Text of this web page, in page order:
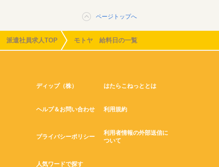
ページトップへ
派遣社員求人TOP モトヤ 給料日の一覧
ディップ（株） はたらこねっととは
ヘルプ＆お問い合わせ 利用規約
プライバシーポリシー
利用者情報の外部送信に
ついて
人気ワードで探す